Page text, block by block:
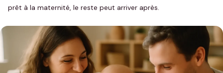
prêt à la maternité, le reste peut arriver après.